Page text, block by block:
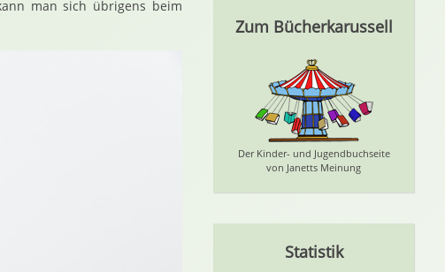
man sich übrigens beim
Zum Bücherkarussell
Der Kinder- und Jugendbuchseite
von Janetts Meinung
Statistik